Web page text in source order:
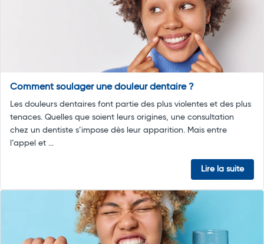
Comment soulager une douleur dentaire ?
Les douleurs dentaires font partie des plus violentes et des plus
tenaces. Quelles que soient leurs origines, une consultation
chez un dentiste s’impose dès leur apparition. Mais entre
l’appel et ...
Lire la suite